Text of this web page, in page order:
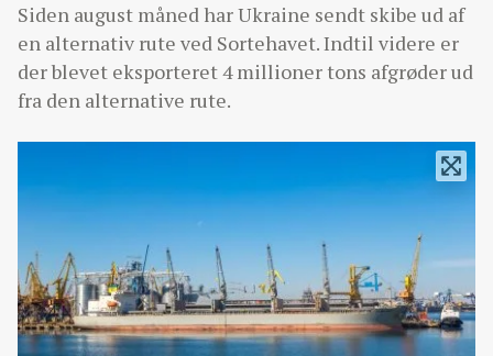
Siden august måned har Ukraine sendt skibe ud af
en alternativ rute ved Sortehavet. Indtil videre er
der blevet eksporteret 4 millioner tons afgrøder ud
fra den alternative rute.